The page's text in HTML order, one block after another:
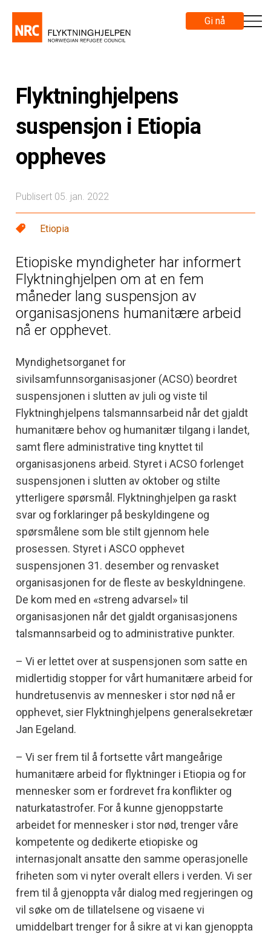
Gi nå
Flyktninghjelpens
suspensjon i Etiopia
oppheves
Publisert 05. jan. 2022
Etiopia
Etiopiske myndigheter har informert
Flyktninghjelpen om at en fem
måneder lang suspensjon av
organisasjonens humanitære arbeid
nå er opphevet.
Myndighetsorganet for
sivilsamfunnsorganisasjoner (ACSO) beordret
suspensjonen i slutten av juli og viste til
Flyktninghjelpens talsmannsarbeid når det gjaldt
humanitære behov og humanitær tilgang i landet,
samt flere administrative ting knyttet til
organisasjonens arbeid. Styret i ACSO forlenget
suspensjonen i slutten av oktober og stilte
ytterligere spørsmål. Flyktninghjelpen ga raskt
svar og forklaringer på beskyldingene og
spørsmålene som ble stilt gjennom hele
prosessen. Styret i ASCO opphevet
suspensjonen 31. desember og renvasket
organisasjonen for de fleste av beskyldningene.
De kom med en «streng advarsel» til
organisasjonen når det gjaldt organisasjonens
talsmannsarbeid og to administrative punkter.
– Vi er lettet over at suspensjonen som satte en
midlertidig stopper for vårt humanitære arbeid for
hundretusenvis av mennesker i stor nød nå er
opphevet, sier Flyktninghjelpens generalsekretær
Jan Egeland.
– Vi ser frem til å fortsette vårt mangeårige
humanitære arbeid for flyktninger i Etiopia og for
mennesker som er fordrevet fra konflikter og
naturkatastrofer. For å kunne gjenoppstarte
arbeidet for mennesker i stor nød, trenger våre
kompetente og dedikerte etiopiske og
internasjonalt ansatte den samme operasjonelle
friheten som vi nyter overalt ellers i verden. Vi ser
frem til å gjenoppta vår dialog med regjeringen og
vil søke om de tillatelsene og visaene vi
umiddelbart trenger for å sikre at vi kan gjenoppta